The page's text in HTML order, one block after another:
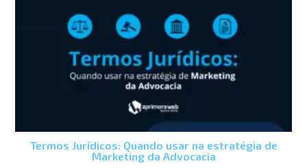
Termos Jurídicos: Quando usar na estratégia de
Marketing da Advocacia